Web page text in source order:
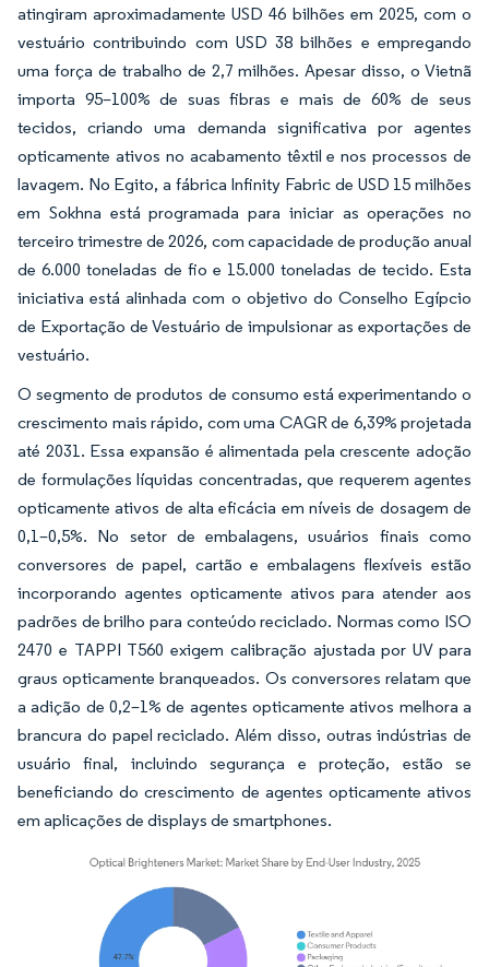
atingiram aproximadamente USD 46 bilhões em 2025, com o
vestuário contribuindo com USD 38 bilhões e empregando
uma força de trabalho de 2,7 milhões. Apesar disso, o Vietnã
importa 95–100% de suas fibras e mais de 60% de seus
tecidos, criando uma demanda significativa por agentes
opticamente ativos no acabamento têxtil e nos processos de
lavagem. No Egito, a fábrica Infinity Fabric de USD 15 milhões
em Sokhna está programada para iniciar as operações no
terceiro trimestre de 2026, com capacidade de produção anual
de 6.000 toneladas de fio e 15.000 toneladas de tecido. Esta
iniciativa está alinhada com o objetivo do Conselho Egípcio
de Exportação de Vestuário de impulsionar as exportações de
vestuário.
O segmento de produtos de consumo está experimentando o
crescimento mais rápido, com uma CAGR de 6,39% projetada
até 2031. Essa expansão é alimentada pela crescente adoção
de formulações líquidas concentradas, que requerem agentes
opticamente ativos de alta eficácia em níveis de dosagem de
0,1–0,5%. No setor de embalagens, usuários finais como
conversores de papel, cartão e embalagens flexíveis estão
incorporando agentes opticamente ativos para atender aos
padrões de brilho para conteúdo reciclado. Normas como ISO
2470 e TAPPI T560 exigem calibração ajustada por UV para
graus opticamente branqueados. Os conversores relatam que
a adição de 0,2–1% de agentes opticamente ativos melhora a
brancura do papel reciclado. Além disso, outras indústrias de
usuário final, incluindo segurança e proteção, estão se
beneficiando do crescimento de agentes opticamente ativos
em aplicações de displays de smartphones.